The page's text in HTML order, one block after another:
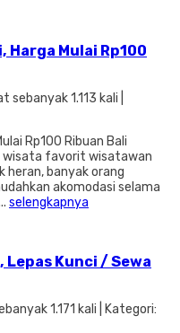
Harga Mulai Rp100
1.113 kali |
Rp100 Ribuan Bali
wisata favorit wisatawan
heran, banyak orang
akomodasi selama
selengkapnya
Lepas Kunci / Sewa
1.171 kali | Kategori: